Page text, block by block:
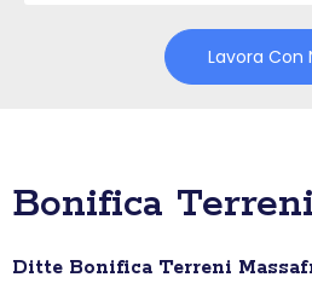
Lavora Con
Bonifica
Ditte Bonifica Terreni